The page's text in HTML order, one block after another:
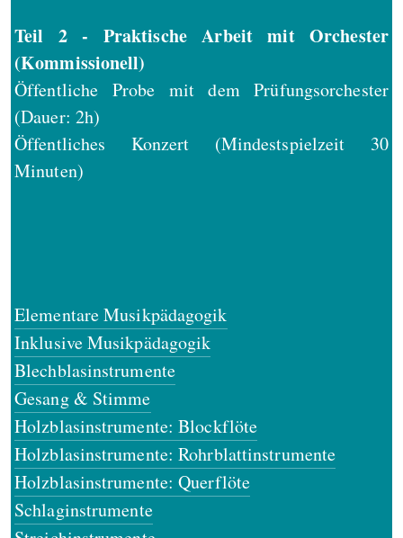
Teil 2 - Praktische Arbeit mit Orchester
(Kommissionell)
Öffentliche Probe mit dem Prüfungsorchester
(Dauer: 2h)
Öffentliches Konzert (Mindestspielzeit 30
Minuten)
Elementare Musikpädagogik
Inklusive Musikpädagogik
Blechblasinstrumente
Gesang & Stimme
Holzblasinstrumente: Blockflöte
Holzblasinstrumente: Rohrblattinstrumente
Holzblasinstrumente: Querflöte
Schlaginstrumente